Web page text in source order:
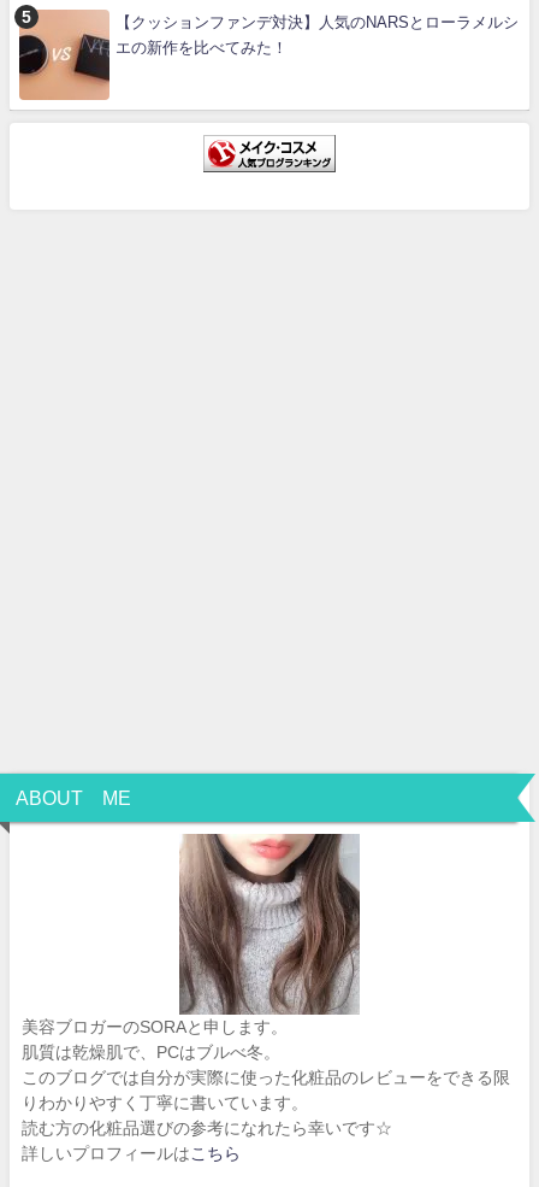
【クッションファンデ対決】人気のNARSとローラメルシ
エの新作を比べてみた！
ABOUT ME
美容ブロガーのSORAと申します。
肌質は乾燥肌で、PCはブルべ冬。
このブログでは自分が実際に使った化粧品のレビューをできる限
りわかりやすく丁寧に書いています。
読む方の化粧品選びの参考になれたら幸いです☆
詳しいプロフィールは こちら